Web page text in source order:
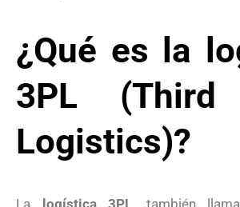
¿Qué es la
3PL (Third
Logistics)?
La logística 3PL, también